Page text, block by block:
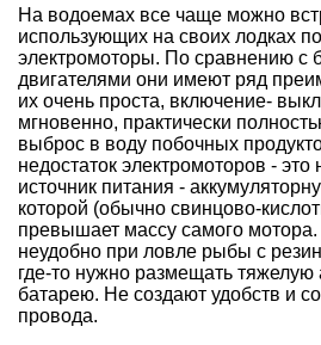
На водоемах все чаще можно
использующих на своих лодках
электромоторы. По сравнению с
двигателями они имеют ряд
их очень проста, включение-
мгновенно, практически
выброс в воду побочных
недостаток электромоторов -
источник питания -
которой (обычно свинцово-
превышает массу самого
неудобно при ловле рыбы с
где-то нужно размещать тяжелую
батарею. Не создают удобств и
провода.